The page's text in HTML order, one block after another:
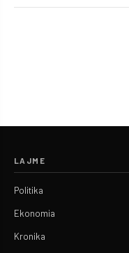
LAJME
Politika
Ekonomia
Kronika